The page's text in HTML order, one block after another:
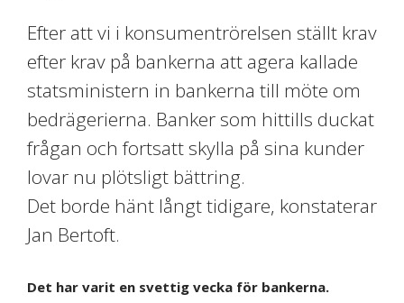
Efter att vi i konsumentrörelsen ställt krav
efter krav på bankerna att agera kallade
statsministern in bankerna till möte om
bedrägerierna. Banker som hittills duckat
frågan och fortsatt skylla på sina kunder
lovar nu plötsligt bättring.
Det borde hänt långt tidigare, konstaterar
Jan Bertoft.
Det har varit en svettig vecka för bankerna.